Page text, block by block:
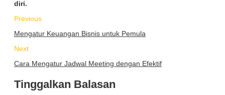
diri.
Previous
Mengatur Keuangan Bisnis untuk Pemula
Next
Cara Mengatur Jadwal Meeting dengan Efektif
Tinggalkan Balasan